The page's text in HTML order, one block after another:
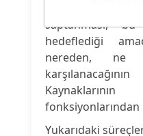
saptanması,
hedeflediği
nereden, ne
fonksiyonlarından
Yukarıdaki